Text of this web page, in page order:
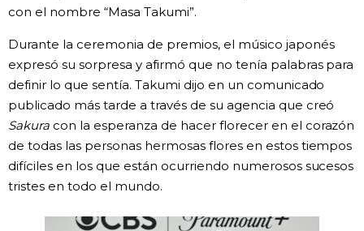
Blog
Tokio
Avisos
con el nombre “Masa Takumi”.
Durante la ceremonia de premios, el músico japonés
expresó su sorpresa y afirmó que no tenía palabras para
definir lo que sentía. Takumi dijo en un comunicado
publicado más tarde a través de su agencia que creó
Sakuracon la esperanza de hacer florecer en el corazón
de todas las personas hermosas flores en estos tiempos
difíciles en los que están ocurriendo numerosos sucesos
tristes en todo el mundo.